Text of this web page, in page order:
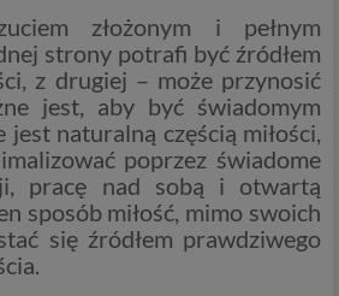
złożonym i pełnym
strony potrafi być źródłem
z drugiej – może przynosić
jest, aby być świadomym
jest naturalną częścią miłości,
poprzez świadome
pracę nad sobą i otwartą
sposób miłość, mimo swoich
się źródłem prawdziwego
są np. adres e-mail, adres IP lub
konsultacyjnym czy w innej
Psychoradę. Dane osobowe
w plikach cookies lub podobnych
storage) instalowanych przez nas
Partnerów na naszych stronach i
używasz podczas korzystania z